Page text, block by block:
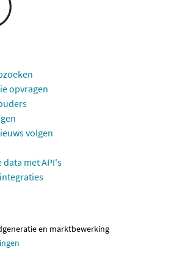
opvragen
volgen
data met API's
en marktbewerking